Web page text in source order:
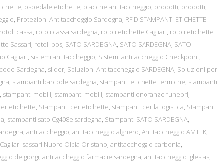
, ospedale etichette, placche antitaccheggio, prodotti, prodotti,
, Protezioni Antitaccheggio Sardegna, RFID STAMPANTI ETICHETTE
rotoli cassa, rotoli cassa sardegna, rotoli etichette Cagliari, rotoli etichette
Sassari, rotoli pos, SATO SARDEGNA, SATO SARDEGNA, SATO
Cagliari, sistemi antitaccheggio, Sistemi antitaccheggio Checkpoint,
Sardegna, slider, Soluzioni Antitaccheggio SARDEGNA, Soluzioni per
, stampanti barcode sardegna, stampanti etichette termiche, stampanti
, stampanti mobili, stampanti mobili, stampanti onoranze funebri,
etichette, Stampanti per etichette, stampanti per la logistica, Stampanti
, stampanti sato Cg408e sardegna, Stampanti SATO SARDEGNA,
, antitaccheggio, antitaccheggio alghero, Antitaccheggio AMTEK,
sassari Nuoro Olbia Oristano, antitaccheggio carbonia,
de giorgi, antitaccheggio farmacie sardegna, antitaccheggio iglesias,